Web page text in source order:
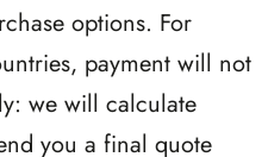
options. For
payment will not
we will calculate
you a final quote